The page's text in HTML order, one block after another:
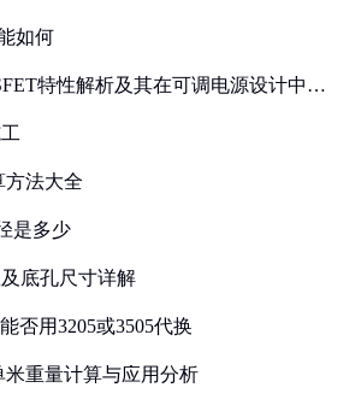
如何
特性解析及其在可调电源设计中的
方法大全
是多少
底孔尺寸详解
否用3205或3505代换
米重量计算与应用分析